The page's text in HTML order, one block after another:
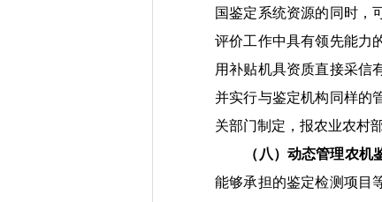
国鉴定系统资源的同时，
评价工作中具有领先能力
用补贴机具资质直接采信
并实行与鉴定机构同样的
关部门制定，报农业农村
（八）动态管理农机
能够承担的鉴定检测项目